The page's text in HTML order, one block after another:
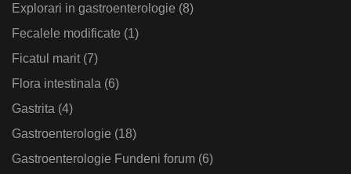
Explorari in gastroenterologie (8)
Fecalele modificate (1)
Ficatul marit(7)
Flora intestinala (6)
Gastrita (4)
Gastroenterologie (18)
Gastroenterologie Fundeni forum (6)